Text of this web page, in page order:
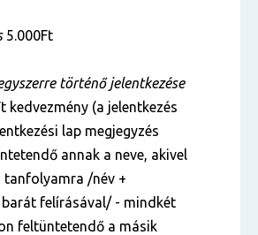
5.000Ft
történő jelentkezése
kedvezmény (a jelentkezés
lap megjegyzés
annak a neve, akivel
tanfolyamra /név +
felírásával/ - mindkét
feltüntetendő a másik